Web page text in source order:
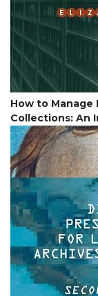
How to Manage
Collections: An